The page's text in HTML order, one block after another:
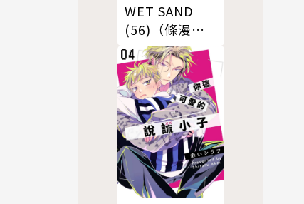
WET SAND
(56)（條漫
版）